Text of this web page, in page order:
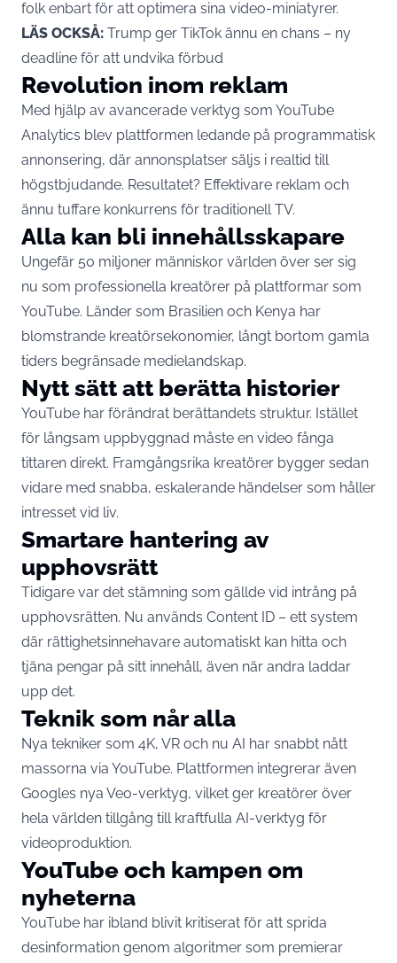
folk enbart för att optimera sina video-miniatyrer.
LÄS OCKSÅ: Trump ger TikTok ännu en chans – ny
deadline för att undvika förbud
Revolution inom reklam
Med hjälp av avancerade verktyg som YouTube
Analytics blev plattformen ledande på programmatisk
annonsering, där annonsplatser säljs i realtid till
högstbjudande. Resultatet? Effektivare reklam och
ännu tuffare konkurrens för traditionell TV.
Alla kan bli innehållsskapare
Ungefär 50 miljoner människor världen över ser sig
nu som professionella kreatörer på plattformar som
YouTube. Länder som Brasilien och Kenya har
blomstrande kreatörsekonomier, långt bortom gamla
tiders begränsade medielandskap.
Nytt sätt att berätta historier
YouTube har förändrat berättandets struktur. Istället
för långsam uppbyggnad måste en video fånga
tittaren direkt. Framgångsrika kreatörer bygger sedan
vidare med snabba, eskalerande händelser som håller
intresset vid liv.
Smartare hantering av
upphovsrätt
Tidigare var det stämning som gällde vid intrång på
upphovsrätten. Nu används Content ID – ett system
där rättighetsinnehavare automatiskt kan hitta och
tjäna pengar på sitt innehåll, även när andra laddar
upp det.
Teknik som når alla
Nya tekniker som 4K, VR och nu AI har snabbt nått
massorna via YouTube. Plattformen integrerar även
Googles nya Veo-verktyg, vilket ger kreatörer över
hela världen tillgång till kraftfulla AI-verktyg för
videoproduktion.
YouTube och kampen om
nyheterna
YouTube har ibland blivit kritiserat för att sprida
desinformation genom algoritmer som premierar